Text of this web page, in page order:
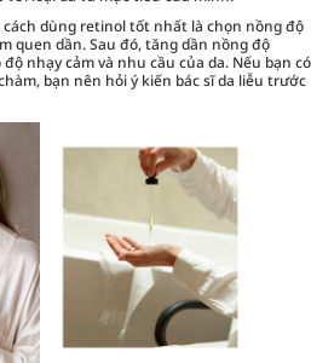
dùng retinol tốt nhất là chọn nồng độ
quen dần. Sau đó, tăng dần nồng độ
nhạy cảm và nhu cầu của da. Nếu bạn có
bạn nên hỏi ý kiến bác sĩ da liễu trước